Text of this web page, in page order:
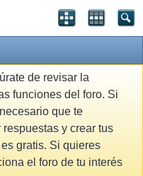
de revisar la
funciones del foro. Si
que te
y crear tus
gratis. Si quieres
el foro de tu interés